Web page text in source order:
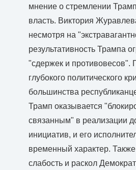
мнение о стремлении
власть. Виктория
несмотря на
результативность Трампа
"сдержек и противовесов".
глубокого политического
большинства
Трамп оказывается
связанным" в реализации
инициатив, и его
временный характер. Также
слабость и раскол